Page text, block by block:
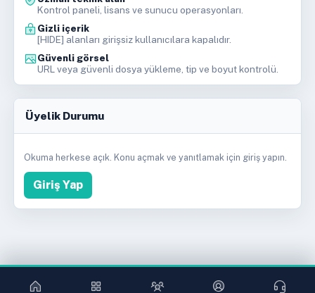
Kontrol paneli, lisans ve sunucu operasyonları.
Gizli içerik
[HIDE] alanları girişsiz kullanıcılara kapalıdır.
Güvenli görsel
URL veya güvenli dosya yükleme, tip ve boyut kontrolü.
Üyelik Durumu
Okuma herkese açık. Konu açmak ve yanıtlamak için giriş yapın.
Giriş Yap